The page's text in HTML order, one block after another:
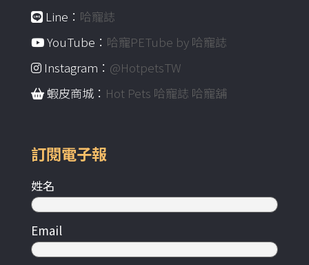
Line： 哈寵誌
YouTube： 哈寵PETube by 哈寵誌
Instagram： @HotpetsTW
蝦皮商城： Hot Pets 哈寵誌 哈寵舖
訂閱電子報
姓名
Email